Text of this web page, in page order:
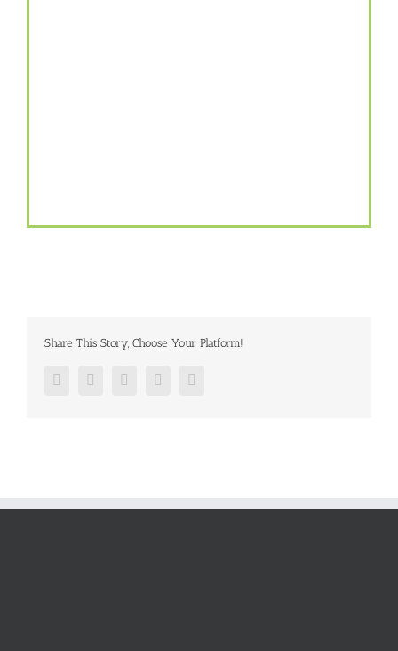
Share This Story, Choose Your Platform!
FacebookTwitter Google+Pinterest